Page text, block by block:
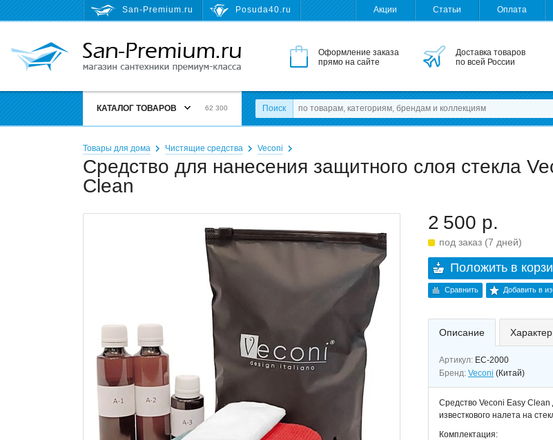
San-Premium.ru Posuda40.ru Акции Статьи Оплата
Оформление заказа
прямо на сайте
Доставка товаров
по всей России
КАТАЛОГ ТОВАРОВ 62 300 Поиск
Товары для дома Чистящие средства Veconi
Cредство для нанесения защитного слоя стекла
Clean
2 500 р.
под заказ (7 дней)
Положить в
Сравнить Добавить в
Описание
Артикул: EC-2000
Бренд: Veconi (Китай)
Cредство Veconi Easy
известкового налета на
Комплектация: